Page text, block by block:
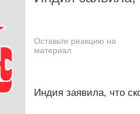
Оставьте реакцию на
материал
Индия заявила, что